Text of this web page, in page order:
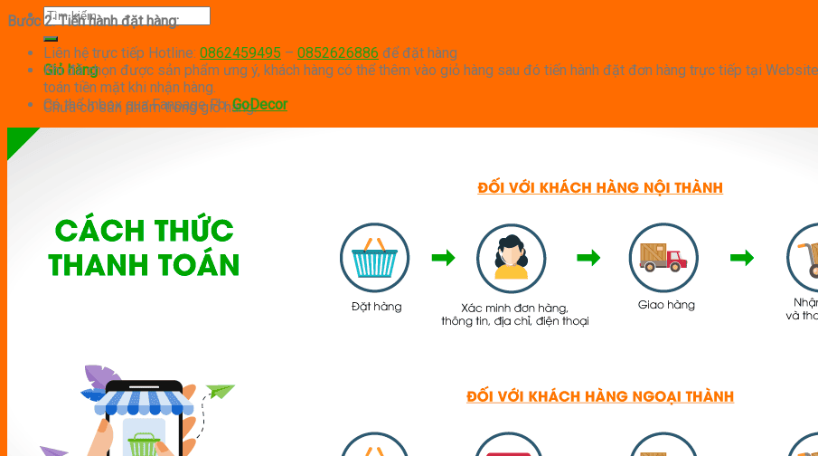
Tìm
kiếm:
Giỏ hàng
Chưa có sản phẩm trong giỏ hàng.
Bước 2: Tiến hành đặt hàng:
Liên hệ trực tiếp Hotline: 0862459495 – 0852626886 để đặt hàng
Khi đã chọn được sản phẩm ưng ý, khách hàng có thể thêm vào giỏ hàng sau đó tiến hành đặt đơn hàng trực tiếp tại
toán tiền mặt khi nhận hàng.
Có thể Inbox qua Fanpage Fb:GoDecor